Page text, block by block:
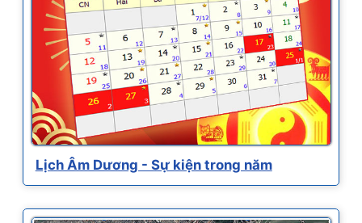
Lịch Âm Dương - Sự kiện trong năm